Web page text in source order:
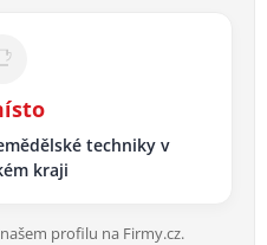
techniky v
kraji
profilu na Firmy.cz.